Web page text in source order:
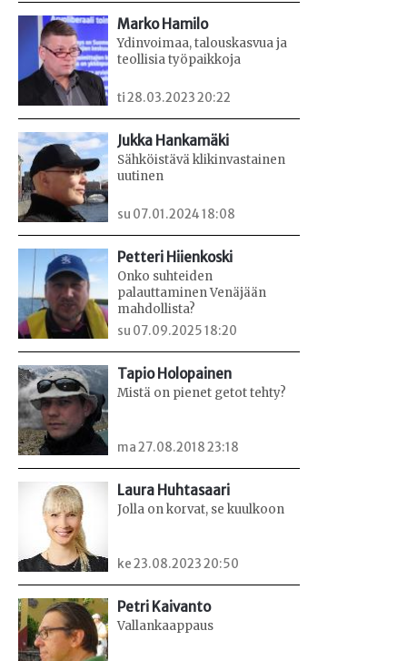
Marko Hamilo
Ydinvoimaa, talouskasvua ja
teollisia työpaikkoja
ti 28.03.2023 20:22
Jukka Hankamäki
Sähköistävä klikinvastainen
uutinen
su 07.01.2024 18:08
Petteri Hiienkoski
Onko suhteiden
palauttaminen Venäjään
mahdollista?
su 07.09.2025 18:20
Tapio Holopainen
Mistä on pienet getot tehty?
ma 27.08.2018 23:18
Laura Huhtasaari
Jolla on korvat, se kuulkoon
ke 23.08.2023 20:50
Petri Kaivanto
Vallankaappaus